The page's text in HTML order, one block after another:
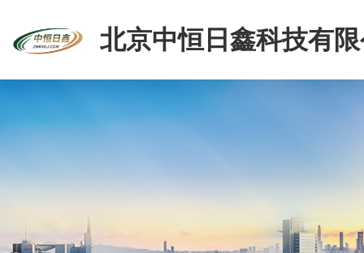
北京中恒日鑫科技有